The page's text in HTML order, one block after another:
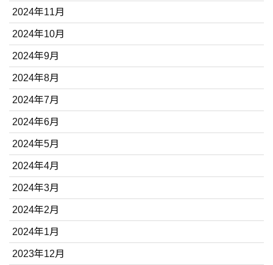
2024年11月
2024年10月
2024年9月
2024年8月
2024年7月
2024年6月
2024年5月
2024年4月
2024年3月
2024年2月
2024年1月
2023年12月